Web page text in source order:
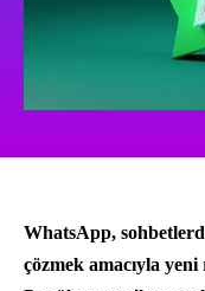
WhatsApp,
çözmek amacıyla